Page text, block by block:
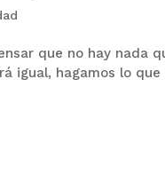
que no hay nada
igual, hagamos lo que